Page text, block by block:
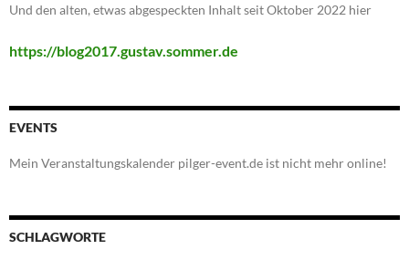
Und den alten, etwas abgespeckten Inhalt seit Oktober 2022 hier
https://blog2017.gustav.sommer.de
EVENTS
Mein Veranstaltungskalender pilger-event.de ist nicht mehr online!
SCHLAGWORTE